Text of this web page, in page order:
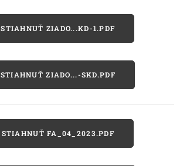
STIAHNUŤ ZIADO...KD-1.PDF
STIAHNUŤ ZIADO...-SKD.PDF
STIAHNUŤ FA_04_2023.PDF